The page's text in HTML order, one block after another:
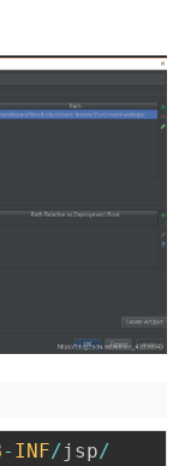
- INF/jsp/